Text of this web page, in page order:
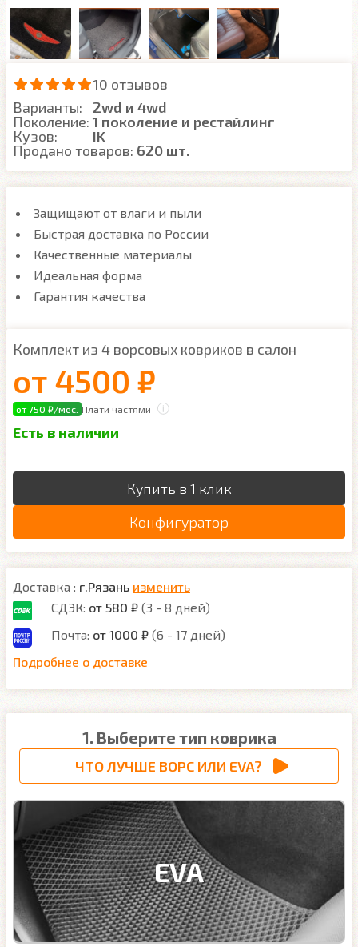
10 отзывов
Варианты:
2wd и 4wd
Поколение: 1 поколение и рестайлинг
Кузов:
IK
Продано товаров: 620 шт.
Защищают от влаги и пыли
Быстрая доставка по России
Качественные материалы
Идеальная форма
Гарантия качества
Комплект из 4 ворсовых ковриков в салон
от 4500 ₽
от 750 ₽/мес. Плати частями
Есть в наличии
Купить в 1 клик
Конфигуратор
Доставка : г.Рязань изменить
СДЭК: от 580 ₽ (3 - 8 дней)
Почта: от 1000 ₽ (6 - 17 дней)
Подробнее о доставке
1. Выберите тип коврика
ЧТО ЛУЧШЕ ВОРС ИЛИ EVA?
EVA